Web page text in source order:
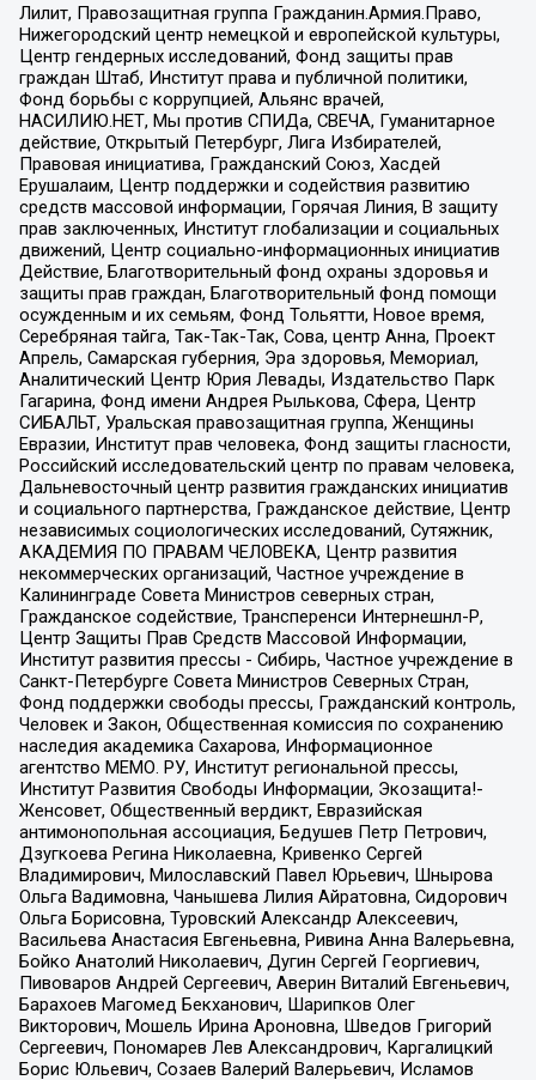
Лилит, Правозащитная группа Гражданин.Армия.Право,
Нижегородский центр немецкой и европейской культуры,
Центр гендерных исследований, Фонд защиты прав
граждан Штаб, Институт права и публичной политики,
Фонд борьбы с коррупцией, Альянс врачей,
НАСИЛИЮ.НЕТ, Мы против СПИДа, СВЕЧА, Гуманитарное
действие, Открытый Петербург, Лига Избирателей,
Правовая инициатива, Гражданский Союз, Хасдей
Ерушалаим, Центр поддержки и содействия развитию
средств массовой информации, Горячая Линия, В защиту
прав заключенных, Институт глобализации и социальных
движений, Центр социально-информационных инициатив
Действие, Благотворительный фонд охраны здоровья и
защиты прав граждан, Благотворительный фонд помощи
осужденным и их семьям, Фонд Тольятти, Новое время,
Серебряная тайга, Так-Так-Так, Сова, центр Анна, Проект
Апрель, Самарская губерния, Эра здоровья, Мемориал,
Аналитический Центр Юрия Левады, Издательство Парк
Гагарина, Фонд имени Андрея Рылькова, Сфера, Центр
СИБАЛЬТ, Уральская правозащитная группа, Женщины
Евразии, Институт прав человека, Фонд защиты гласности,
Российский исследовательский центр по правам человека,
Дальневосточный центр развития гражданских инициатив
и социального партнерства, Гражданское действие, Центр
независимых социологических исследований, Сутяжник,
АКАДЕМИЯ ПО ПРАВАМ ЧЕЛОВЕКА, Центр развития
некоммерческих организаций, Частное учреждение в
Калининграде Совета Министров северных стран,
Гражданское содействие, Трансперенси Интернешнл-Р,
Центр Защиты Прав Средств Массовой Информации,
Институт развития прессы - Сибирь, Частное учреждение в
Санкт-Петербурге Совета Министров Северных Стран,
Фонд поддержки свободы прессы, Гражданский контроль,
Человек и Закон, Общественная комиссия по сохранению
наследия академика Сахарова, Информационное
агентство МЕМО. РУ, Институт региональной прессы,
Институт Развития Свободы Информации, Экозащита!-
Женсовет, Общественный вердикт, Евразийская
антимонопольная ассоциация, Бедушев Петр Петрович,
Дзугкоева Регина Николаевна, Кривенко Сергей
Владимирович, Милославский Павел Юрьевич, Шнырова
Ольга Вадимовна, Чанышева Лилия Айратовна, Сидорович
Ольга Борисовна, Туровский Александр Алексеевич,
Васильева Анастасия Евгеньевна, Ривина Анна Валерьевна,
Бойко Анатолий Николаевич, Дугин Сергей Георгиевич,
Пивоваров Андрей Сергеевич, Аверин Виталий Евгеньевич,
Барахоев Магомед Бекханович, Шарипков Олег
Викторович, Мошель Ирина Ароновна, Шведов Григорий
Сергеевич, Пономарев Лев Александрович, Каргалицкий
Борис Юльевич, Созаев Валерий Валерьевич, Исламов